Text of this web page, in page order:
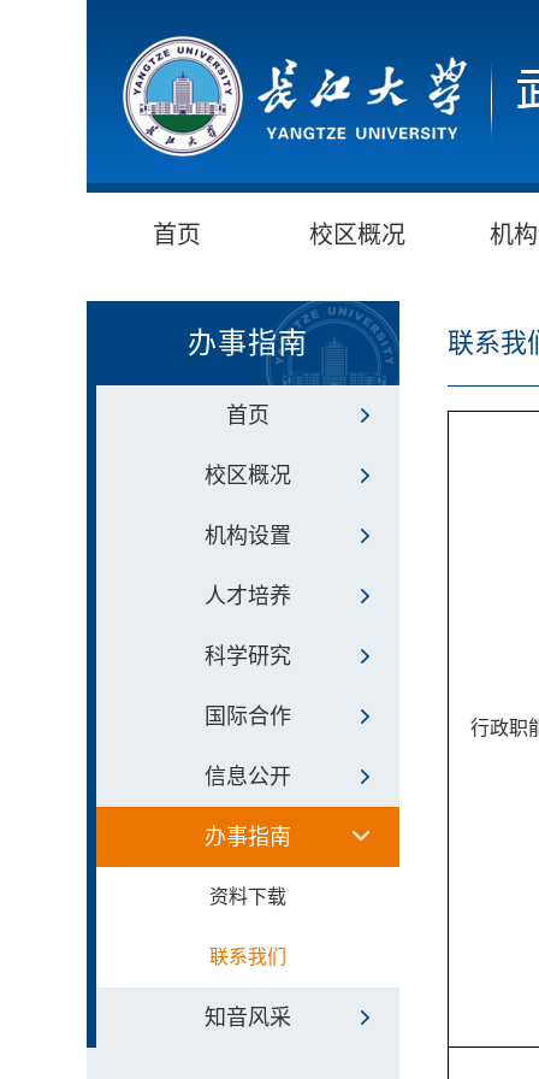
首页 校区概况 机
办事指南
首页
校区概况
机构设置
人才培养
科学研究
国际合作
信息公开
办事指南
资料下载
联系我们
知音风采
联系我
行政职